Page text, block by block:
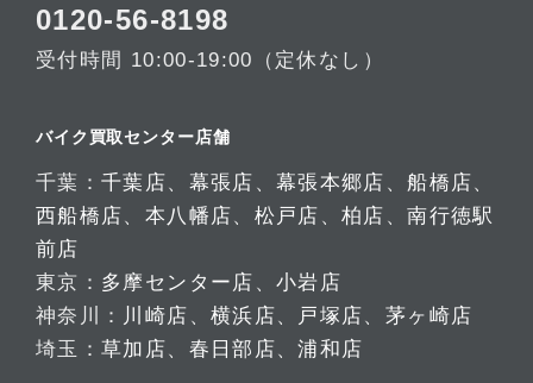
0120-56-8198
受付時間 10:00-19:00（定休なし）
バイク買取センター店舗
千葉：千葉店、 幕張店 、幕張本郷店 、船橋店、
西船橋店、 本八幡店、 松戸店 、柏店 、南行徳駅
前店
東京： 多摩センター店 、 小岩店
神奈川： 川崎店 、 横浜店、 戸塚店、 茅ヶ崎店
埼玉：草加店、 春日部店、浦和店